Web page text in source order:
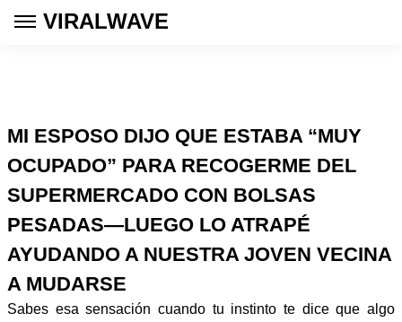
VIRALWAVE
MI ESPOSO DIJO QUE ESTABA “MUY
OCUPADO” PARA RECOGERME DEL
SUPERMERCADO CON BOLSAS
PESADAS—LUEGO LO ATRAPÉ
AYUDANDO A NUESTRA JOVEN VECINA
A MUDARSE
Sabes esa sensación cuando tu instinto te dice que algo